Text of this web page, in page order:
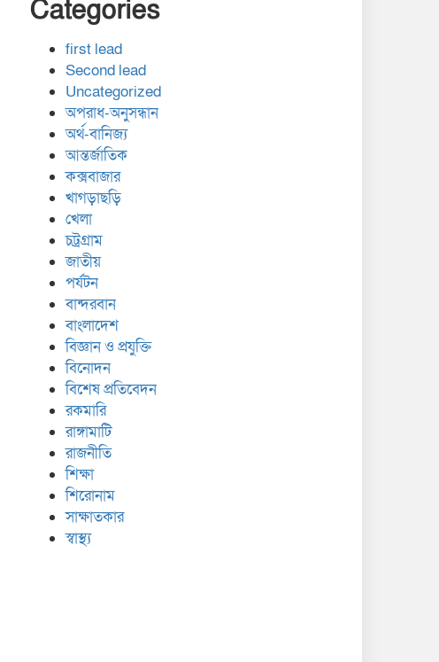
Categories
first lead
Second lead
Uncategorized
অপরাধ-অনুসন্ধান
অর্থ-বানিজ্য
আন্তর্জাতিক
কক্সবাজার
খাগড়াছড়ি
খেলা
চট্রগ্রাম
জাতীয়
পর্যটন
বান্দরবান
বাংলাদেশ
বিজ্ঞান ও প্রযুক্তি
বিনোদন
বিশেষ প্রতিবেদন
রকমারি
রাঙ্গামাটি
রাজনীতি
শিক্ষা
শিরোনাম
সাক্ষাতকার
স্বাস্থ্য